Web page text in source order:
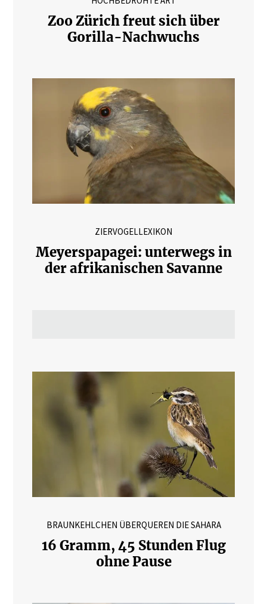
Zoo Zürich freut sich über
Gorilla-Nachwuchs
ZIERVOGELLEXIKON
Meyerspapagei: unterwegs in
der afrikanischen Savanne
BRAUNKEHLCHEN ÜBERQUEREN DIE SAHARA
16 Gramm, 45 Stunden Flug
ohne Pause